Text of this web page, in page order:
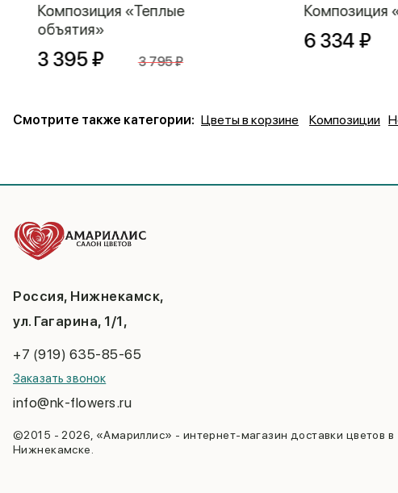
Композиция «Теплые
объятия»
3 395 ₽ 3 795 ₽
Композиция
6 334 ₽
Смотрите также категории: Цветы в корзине Композиции
Россия, Нижнекамск,
ул. Гагарина, 1/1,
+7 (919) 635-85-65
Заказать звонок
info@nk-flowers.ru
©2015 - 2026, «Амариллис» - интернет-магазин доставки цветов в
Нижнекамске.